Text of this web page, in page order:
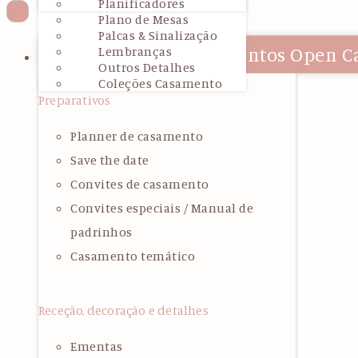
Plano de Mesas
Palcas & Sinalização
Lembranças
Outros Detalhes
Coleções Casamento
Casamentos Close Casamentos Open
Preparativos
Planner de casamento
Save the date
Convites de casamento
Convites especiais / Manual de
padrinhos
Casamento temático
Receção, decoração e detalhes
Ementas